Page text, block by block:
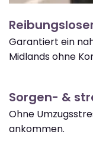
Garantiert ein
Midlands ohne
Sorgen- &
Ohne
ankommen.